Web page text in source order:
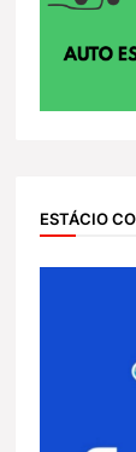
ESTÁCIO